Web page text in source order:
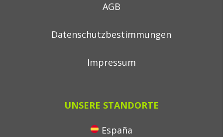
AGB
Datenschutzbestimmungen
Impressum
UNSERE STANDORTE
España